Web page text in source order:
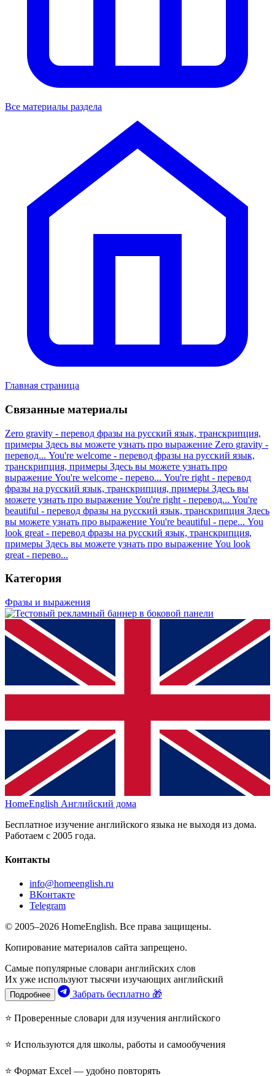
Все материалы раздела
Главная страница
Связанные материалы
Zero gravity - перевод фразы на русский язык, транскрипция,
примеры Здесь вы можете узнать про выражение Zero gravity -
перевод... You're welcome - перевод фразы на русский язык,
транскрипция, примеры Здесь вы можете узнать про
выражение You're welcome - перево... You're right - перевод
фразы на русский язык, транскрипция, примеры Здесь вы
можете узнать про выражение You're right - перевод... You're
beautiful - перевод фразы на русский язык, транскрипция Здесь
вы можете узнать про выражение You're beautiful - пере... You
look great - перевод фразы на русский язык, транскрипция,
примеры Здесь вы можете узнать про выражение You look
great - перево...
Категория
Фразы и выражения
HomeEnglish Английский дома
Бесплатное изучение английского языка не выходя из дома.
Работаем с 2005 года.
Контакты
info@homeenglish.ru
ВКонтакте
Telegram
© 2005–2026 HomeEnglish. Все права защищены.
Копирование материалов сайта запрещено.
Самые популярные словари английских слов
Их уже используют тысячи изучающих английский
Подробнее Забрать бесплатно 🎁
⭐ Проверенные словари для изучения английского
⭐ Используются для школы, работы и самообучения
⭐ Формат Excel — удобно повторять